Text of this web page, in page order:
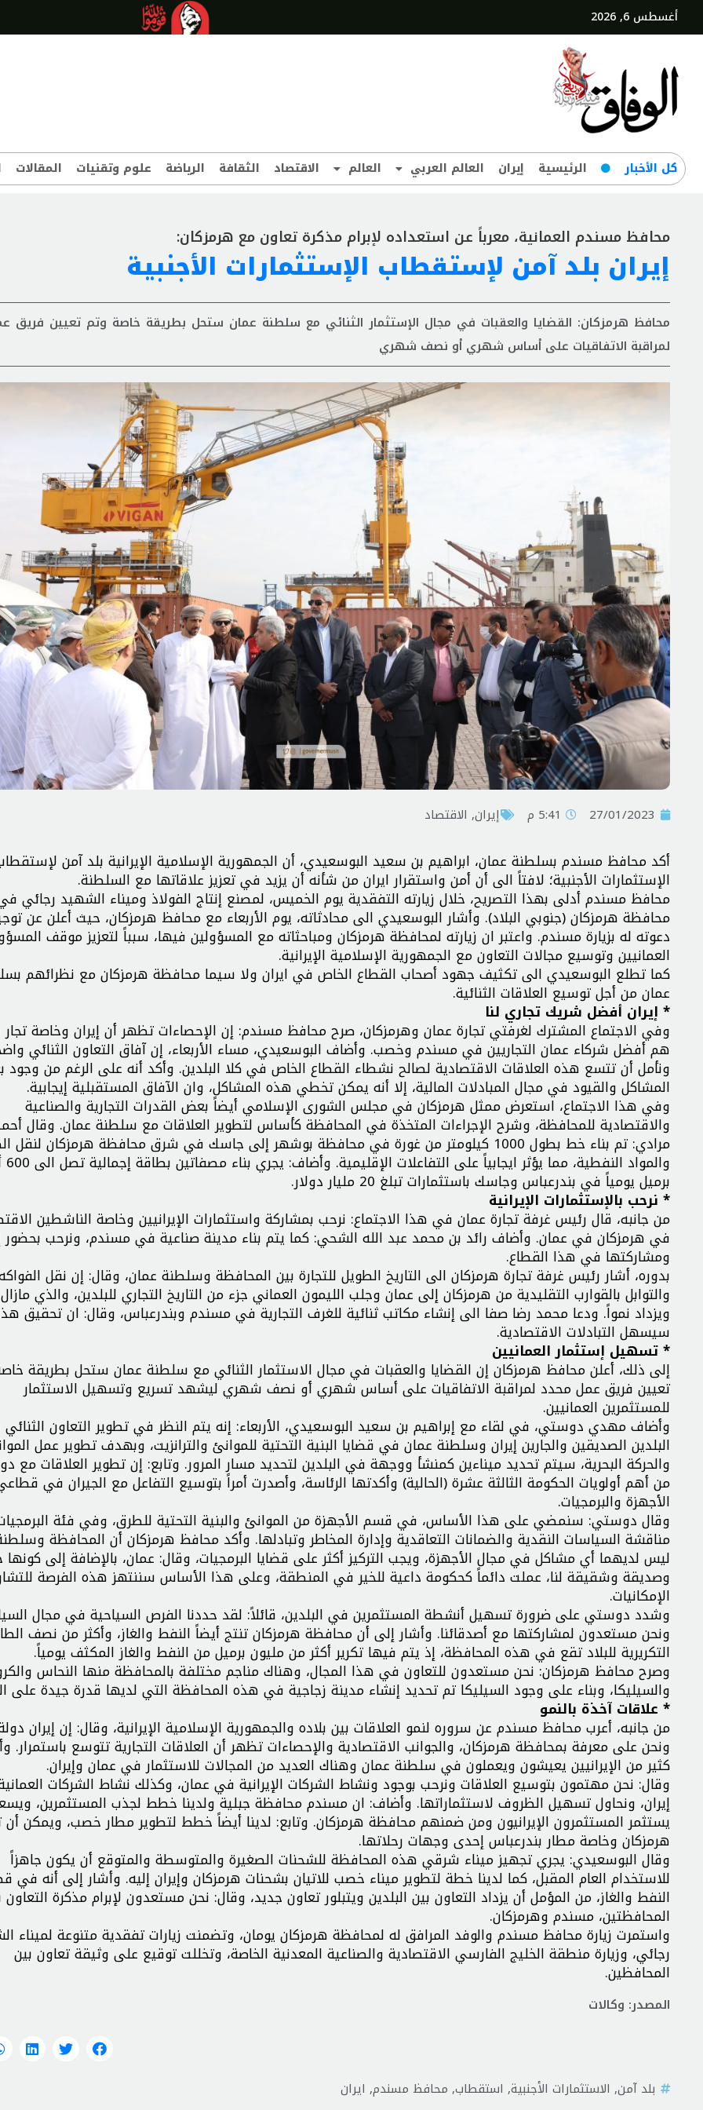
أغسطس 6, 2026
کل‌ الأخبار الرئيسية إيران العالم العربي العالم الاقتصاد الثقافة الرياضة علوم وتقنيات المقالات
محافظ مسندم العمانية، معرباً عن استعداده لإبرام مذكرة تعاون مع هرمزكان:
إيران بلد آمن لإستقطاب الإستثمارات الأجنبية
محافظ هرمزكان: القضايا والعقبات في مجال الإستثمار الثنائي مع سلطنة عمان ستحل بطريقة خاصة وتم تعيين فريق
لمراقبة الاتفاقيات على أساس شهري أو نصف شهري
27/01/2023 5:41 م إيران, الاقتصاد
أكد محافظ مسندم بسلطنة عمان، ابراهيم بن سعيد البوسعيدي، أن الجمهورية الإسلامية الإيرانية بلد آمن
الإستثمارات الأجنبية؛ لافتاً الى أن أمن واستقرار ايران من شأنه أن يزيد في تعزيز علاقاتها مع السلطنة.
محافظ مسندم أدلى بهذا التصريح، خلال زيارته التفقدية يوم الخميس، لمصنع إنتاج الفولاذ وميناء الشهيد رجائي
محافظة هرمزكان (جنوبي البلاد). وأشار البوسعيدي الى محادثاته، يوم الأربعاء مع محافظ هرمزكان، حيث أعلن عن
دعوته له بزيارة مسندم. واعتبر ان زيارته لمحافظة هرمزكان ومباحثاته مع المسؤولين فيها، سبباً لتعزيز موقف
العمانيين وتوسيع مجالات التعاون مع الجمهورية الإسلامية الإيرانية.
كما تطلع البوسعيدي الى تكثيف جهود أصحاب القطاع الخاص في ايران ولا سيما محافظة هرمزكان مع نظرائهم
عمان من أجل توسيع العلاقات الثنائية.
* إيران أفضل شريك تجاري لنا
وفي الاجتماع المشترك لغرفتي تجارة عمان وهرمزكان، صرح محافظ مسندم: إن الإحصاءات تظهر أن إيران وخاصة تجار
هم أفضل شركاء عمان التجاريين في مسندم وخصب. وأضاف البوسعيدي، مساء الأربعاء، إن آفاق التعاون الثنائي
ونأمل أن تتسع هذه العلاقات الاقتصادية لصالح نشطاء القطاع الخاص في كلا البلدين. وأكد أنه على الرغم من
المشاكل والقيود في مجال المبادلات المالية، إلا أنه يمكن تخطي هذه المشاكل، وان الآفاق المستقبلية إيجابية.
وفي هذا الاجتماع، استعرض ممثل هرمزكان في مجلس الشورى الإسلامي أيضاً بعض القدرات التجارية والصناعية
والاقتصادية للمحافظة، وشرح الإجراءات المتخذة في المحافظة كأساس لتطوير العلاقات مع سلطنة عمان. وقال
مرادي: تم بناء خط بطول 1000 كيلومتر من غورة في محافظة بوشهر إلى جاسك في شرق محافظة هرمزكان لنقل
برميل يومياً في بندرعباس وجاسك باستثمارات تبلغ 20 مليار دولار.
* نرحب بالإستثمارات الإيرانية
من جانبه، قال رئيس غرفة تجارة عمان في هذا الاجتماع: نرحب بمشاركة واستثمارات الإيرانيين وخاصة الناشطين
في هرمزكان في عمان. وأضاف رائد بن محمد عبد الله الشحي: كما يتم بناء مدينة صناعية في مسندم، ونرحب بحضور
ومشاركتها في هذا القطاع.
بدوره، أشار رئيس غرفة تجارة هرمزكان الى التاريخ الطويل للتجارة بين المحافظة وسلطنة عمان، وقال: إن نقل
والتوابل بالقوارب التقليدية من هرمزكان إلى عمان وجلب الليمون العماني جزء من التاريخ التجاري للبلدين، والذي
ويزداد نمواً. ودعا محمد رضا صفا الى إنشاء مكاتب ثنائية للغرف التجارية في مسندم وبندرعباس، وقال: ان تحقيق
سيسهل التبادلات الاقتصادية.
* تسهيل إستثمار العمانيين
إلى ذلك، أعلن محافظ هرمزكان إن القضايا والعقبات في مجال الاستثمار الثنائي مع سلطنة عمان ستحل بطريقة
تعيين فريق عمل محدد لمراقبة الاتفاقيات على أساس شهري أو نصف شهري ليشهد تسريع وتسهيل الاستثمار
للمستثمرين العمانيين.
وأضاف مهدي دوستي، في لقاء مع إبراهيم بن سعيد البوسعيدي، الأربعاء: إنه يتم النظر في تطوير التعاون الثنائي
البلدين الصديقين والجارين إيران وسلطنة عمان في قضايا البنية التحتية للموانئ والترانزيت، وبهدف تطوير عمل
والحركة البحرية، سيتم تحديد ميناءين كمنشأ ووجهة في البلدين لتحديد مسار المرور. وتابع: إن تطوير العلاقات مع
من أهم أولويات الحكومة الثالثة عشرة (الحالية) وأكدتها الرئاسة، وأصدرت أمراً بتوسيع التفاعل مع الجيران في
الأجهزة والبرمجيات.
وقال دوستي: سنمضي على هذا الأساس، في قسم الأجهزة من الموانئ والبنية التحتية للطرق، وفي فئة
مناقشة السياسات النقدية والضمانات التعاقدية وإدارة المخاطر وتبادلها. وأكد محافظ هرمزكان أن المحافظة
ليس لديهما أي مشاكل في مجال الأجهزة، ويجب التركيز أكثر على قضايا البرمجيات، وقال: عمان، بالإضافة إلى كونها
وصديقة وشقيقة لنا، عملت دائماً كحكومة داعية للخير في المنطقة، وعلى هذا الأساس سننتهز هذه الفرصة
الإمكانيات.
وشدد دوستي على ضرورة تسهيل أنشطة المستثمرين في البلدين، قائلاً: لقد حددنا الفرص السياحية في مجال
ونحن مستعدون لمشاركتها مع أصدقائنا. وأشار إلى أن محافظة هرمزكان تنتج أيضاً النفط والغاز، وأكثر من نصف
التكريرية للبلاد تقع في هذه المحافظة، إذ يتم فيها تكرير أكثر من مليون برميل من النفط والغاز المكثف يومياً.
وصرح محافظ هرمزكان: نحن مستعدون للتعاون في هذا المجال، وهناك مناجم مختلفة بالمحافظة منها النحاس
والسيليكا، وبناء على وجود السيليكا تم تحديد إنشاء مدينة زجاجية في هذه المحافظة التي لديها قدرة جيدة على
* علاقات آخذة بالنمو
من جانبه، أعرب محافظ مسندم عن سروره لنمو العلاقات بين بلاده والجمهورية الإسلامية الإيرانية، وقال: إن إيران
ونحن على معرفة بمحافظة هرمزكان، والجوانب الاقتصادية والإحصاءات تظهر أن العلاقات التجارية تتوسع باستمرار.
كثير من الإيرانيين يعيشون ويعملون في سلطنة عمان وهناك العديد من المجالات للاستثمار في عمان وإيران.
وقال: نحن مهتمون بتوسيع العلاقات ونرحب بوجود ونشاط الشركات الإيرانية في عمان، وكذلك نشاط الشركات
إيران، ونحاول تسهيل الظروف لاستثماراتها. وأضاف: ان مسندم محافظة جبلية ولدينا خطط لجذب المستثمرين،
يستثمر المستثمرون الإيرانيون ومن ضمنهم محافظة هرمزكان. وتابع: لدينا أيضاً خطط لتطوير مطار خصب، ويمكن
هرمزكان وخاصة مطار بندرعباس إحدى وجهات رحلاتها.
وقال البوسعيدي: يجري تجهيز ميناء شرقي هذه المحافظة للشحنات الصغيرة والمتوسطة والمتوقع أن يكون جاهزاً
للاستخدام العام المقبل، كما لدينا خطة لتطوير ميناء خصب للاتيان بشحنات هرمزكان وإيران إليه. وأشار إلى أنه في
النفط والغاز، من المؤمل أن يزداد التعاون بين البلدين ويتبلور تعاون جديد، وقال: نحن مستعدون لإبرام مذكرة التعاون
المحافظتين، مسندم وهرمزكان.
واستمرت زيارة محافظ مسندم والوفد المرافق له لمحافظة هرمزكان يومان، وتضمنت زيارات تفقدية متنوعة لميناء
رجائي، وزيارة منطقة الخليج الفارسي الاقتصادية والصناعية المعدنية الخاصة، وتخللت توقيع على وثيقة تعاون بين
المحافظين.
المصدر: وكالات
بلد آمن, الاستثمارات الأجنبية, استقطاب, محافظ مسندم, ايران